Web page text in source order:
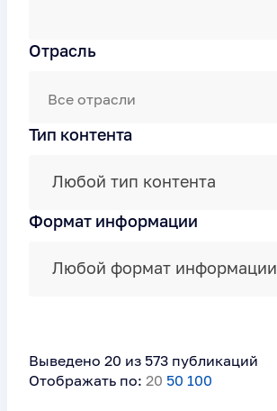
Отрасль
Тип контента
Любой тип контента
Формат информации
Любой формат информации
Выведено 20 из 573 публикаций
Отображать по: 20 50 100